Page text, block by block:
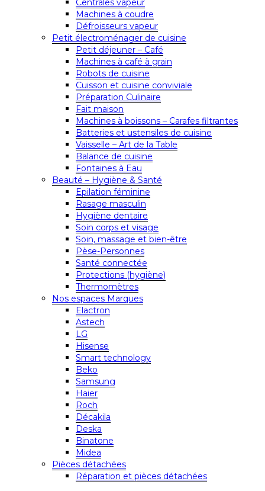
Centrales vapeur
Machines à coudre
Défroisseurs vapeur
Petit électroménager de cuisine
Petit déjeuner – Café
Machines à café à grain
Robots de cuisine
Cuisson et cuisine conviviale
Préparation Culinaire
Fait maison
Machines à boissons – Carafes filtrantes
Batteries et ustensiles de cuisine
Vaisselle – Art de la Table
Balance de cuisine
Fontaines à Eau
Beauté – Hygiène & Santé
Epilation féminine
Rasage masculin
Hygiène dentaire
Soin corps et visage
Soin, massage et bien-être
Pèse-Personnes
Santé connectée
Protections (hygiène)
Thermomètres
Nos espaces Marques
Elactron
Astech
LG
Hisense
Smart technology
Beko
Samsung
Haier
Roch
Décakila
Deska
Binatone
Midea
Pièces détachées
Réparation et pièces détachées